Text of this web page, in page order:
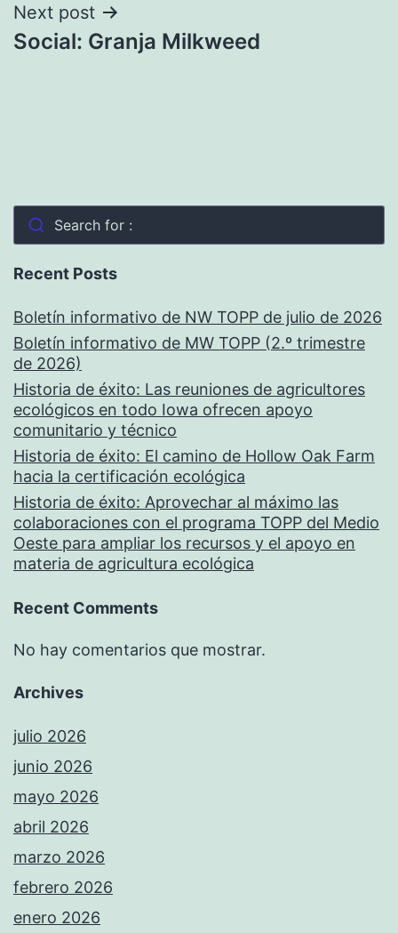
Next post
Social: Granja Milkweed
Search for :
Recent Posts
Boletín informativo de NW TOPP de julio de 2026
Boletín informativo de MW TOPP (2.º trimestre
de 2026)
Historia de éxito: Las reuniones de agricultores
ecológicos en todo Iowa ofrecen apoyo
comunitario y técnico
Historia de éxito: El camino de Hollow Oak Farm
hacia la certificación ecológica
Historia de éxito: Aprovechar al máximo las
colaboraciones con el programa TOPP del Medio
Oeste para ampliar los recursos y el apoyo en
materia de agricultura ecológica
Recent Comments
No hay comentarios que mostrar.
Archives
julio 2026
junio 2026
mayo 2026
abril 2026
marzo 2026
febrero 2026
enero 2026